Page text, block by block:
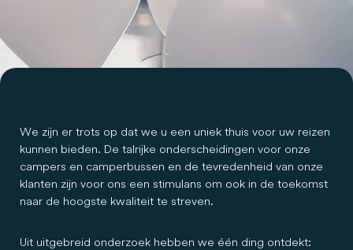
We zijn er trots op dat we u een uniek thuis voor uw reizen
kunnen bieden. De talrijke onderscheidingen voor onze
campers en camperbussen en de tevredenheid van onze
klanten zijn voor ons een stimulans om ook in de toekomst
naar de hoogste kwaliteit te streven.
Uit uitgebreid onderzoek hebben we één ding ontdekt: